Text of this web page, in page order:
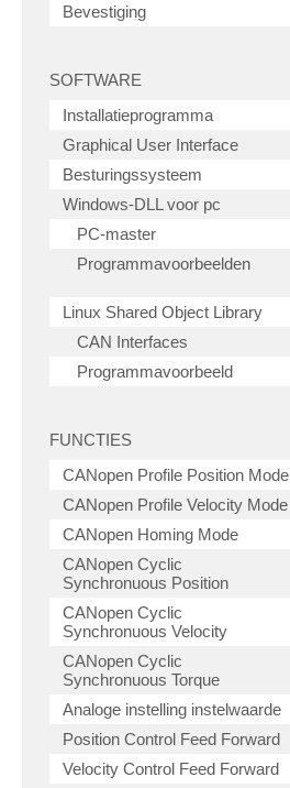
Bevestiging
SOFTWARE
Installatieprogramma
Graphical User Interface
Besturingssysteem
Windows-DLL voor pc
PC-master
Programmavoorbeelden
Linux Shared Object Library
CAN Interfaces
Programmavoorbeeld
FUNCTIES
CANopen Profile Position Mode
CANopen Profile Velocity Mode
CANopen Homing Mode
CANopen Cyclic
Synchronuous Position
CANopen Cyclic
Synchronuous Velocity
CANopen Cyclic
Synchronuous Torque
Analoge instelling instelwaarde
Position Control Feed Forward
Velocity Control Feed Forward